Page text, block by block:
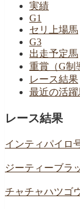
実績
G1
セリ上場馬
G3
出走予定馬
重賞（G制
レース結果
最近の活躍
レース結果
インティパイ
ジーティーブラ
チャチャハツゴ